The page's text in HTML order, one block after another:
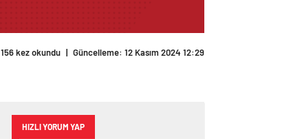
156 kez okundu | Güncelleme: 12 Kasım 2024 12:29
HIZLI YORUM YAP